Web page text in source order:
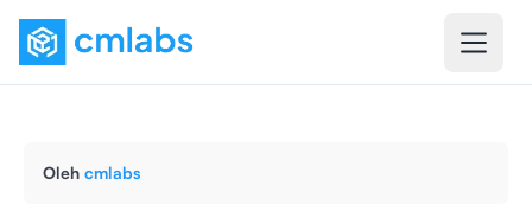
Oleh cmlabs